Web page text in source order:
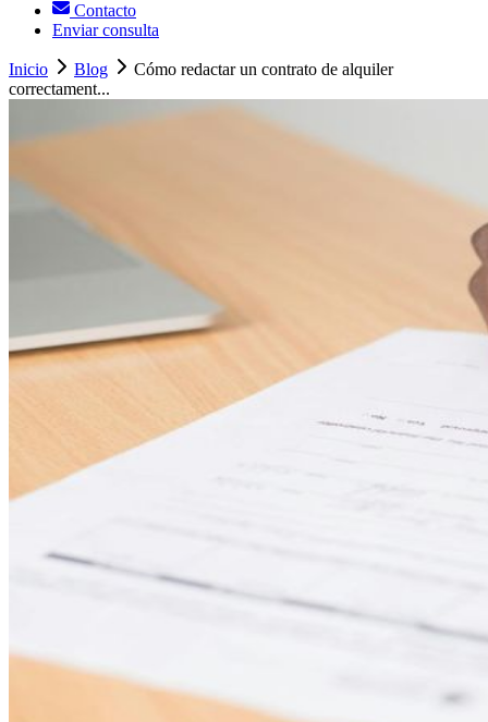
Contacto
Enviar consulta
Inicio Blog
Cómo redactar un contrato de alquiler
correctament...